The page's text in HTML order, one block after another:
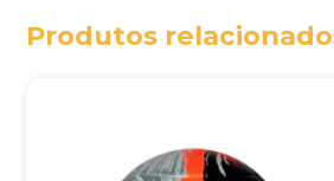
Produtos